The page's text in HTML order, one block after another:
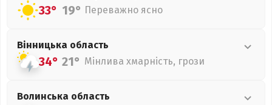
33° 19° Переважно ясно
Вінницька область
34° 21° Мінлива хмарність, грози
Волинська область